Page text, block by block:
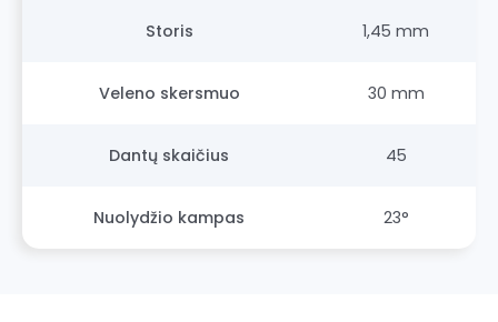
Storis 1,45 mm
Veleno skersmuo 30 mm
Dantų skaičius 45
Nuolydžio kampas 23°